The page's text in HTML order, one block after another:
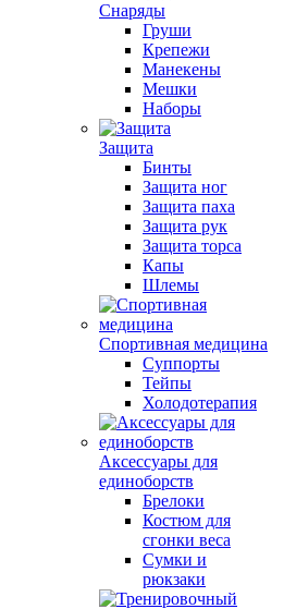
Снаряды
Груши
Крепежи
Манекены
Мешки
Наборы
Защита
Бинты
Защита ног
Защита паха
Защита рук
Защита торса
Капы
Шлемы
Спортивная медицина
Суппорты
Тейпы
Холодотерапия
Аксессуары для
единоборств
Брелоки
Костюм для
сгонки веса
Сумки и
рюкзаки